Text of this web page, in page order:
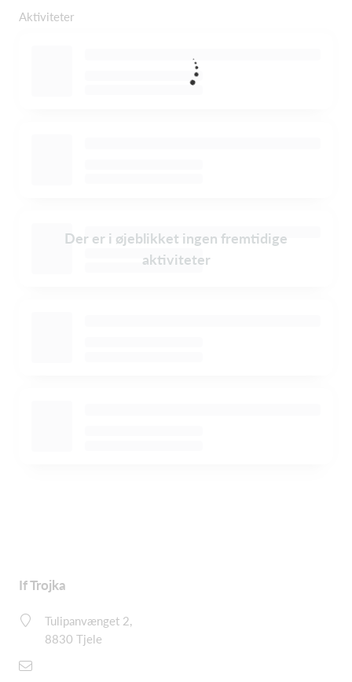
Aktiviteter
Der er i øjeblikket ingen fremtidige
aktiviteter
If Trojka
Tulipanvænget 2,
8830 Tjele